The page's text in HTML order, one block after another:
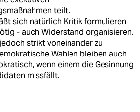
teilt.
sich natürlich Kritik formulieren
- auch Widerstand organisieren.
strikt voneinander zu
Wahlen bleiben auch
wenn einem die Gesinnung
missfällt.